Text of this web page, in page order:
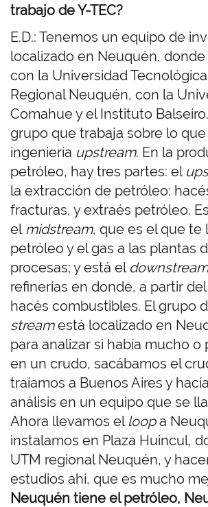
trabajo de Y-TEC?
E.D.: Tenemos un equipo de
localizado en Neuquén,
con la Universidad
Regional Neuquén, con la
Comahue y el Instituto
grupo que trabaja sobre lo
ingeniería upstream. En la
petróleo, hay tres partes: el
la extracción de petróleo:
fracturas, y extraés petróleo.
el midstream, que es el que te
petróleo y el gas a las plantas
procesas; y está el downstream
refinerías en donde, a partir
hacés combustibles. El grupo
streamestá localizado en
para analizar si había mucho o
en un crudo, sacábamos el
traíamos a Buenos Aires y
análisis en un equipo que se
Ahora llevamos el loopa
instalamos en Plaza Huincul,
UTM regional Neuquén, y
estudios ahí, que es mucho
Neuquén tiene el petróleo,